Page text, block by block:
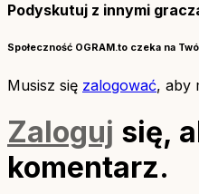
Podyskutuj z innymi
Społeczność OGRAM.to czeka na
Musisz się zalogować, aby
Zaloguj się,
komentarz.